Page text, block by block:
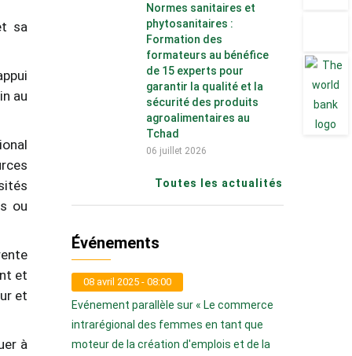
sa
au
ou
et
et
à
Normes sanitaires et
phytosanitaires :
Formation des
formateurs au bénéfice
de 15 experts pour
garantir la qualité et la
sécurité des produits
agroalimentaires au
Tchad
06 juillet 2026
Toutes les actualités
Événements
08 avril 2025 - 08:00
Evénement parallèle sur « Le commerce
intrarégional des femmes en tant que
moteur de la création d'emplois et de la